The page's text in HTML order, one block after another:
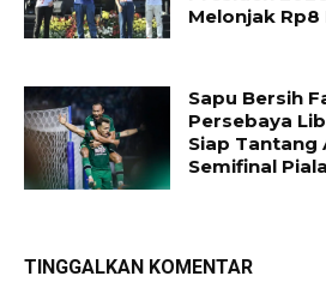
Melonjak Rp8
Sapu Bersih
Persebaya
Siap Tantang
Semifinal
TINGGALKAN KOMENTAR